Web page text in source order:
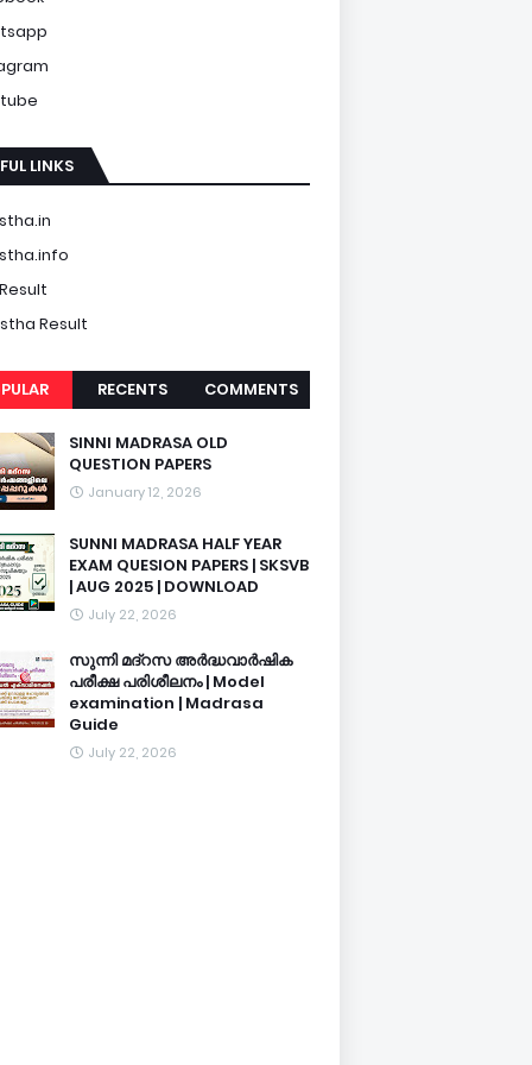
LINKS
Result
RECENTS COMMENTS
SINNI MADRASA OLD
QUESTION PAPERS
January 12, 2026
SUNNI MADRASA HALF YEAR
EXAM QUESION PAPERS | SKSVB
| AUG 2025 | DOWNLOAD
July 22, 2026
സുന്നി മദ്റസ അർദ്ധവാർഷിക
പരീക്ഷ പരിശീലനം | Model
examination | Madrasa
Guide
July 22, 2026